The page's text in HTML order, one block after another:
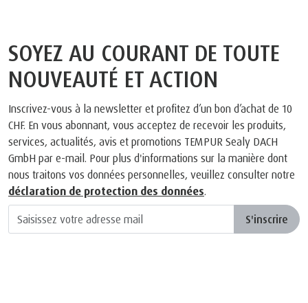
SOYEZ AU COURANT DE TOUTE
NOUVEAUTÉ ET ACTION
Inscrivez-vous à la newsletter et profitez d’un bon d’achat de 10
CHF. En vous abonnant, vous acceptez de recevoir les produits,
services, actualités, avis et promotions TEMPUR Sealy DACH
GmbH par e-mail. Pour plus d'informations sur la manière dont
nous traitons vos données personnelles, veuillez consulter notre
déclaration de protection des données.
S'inscrire